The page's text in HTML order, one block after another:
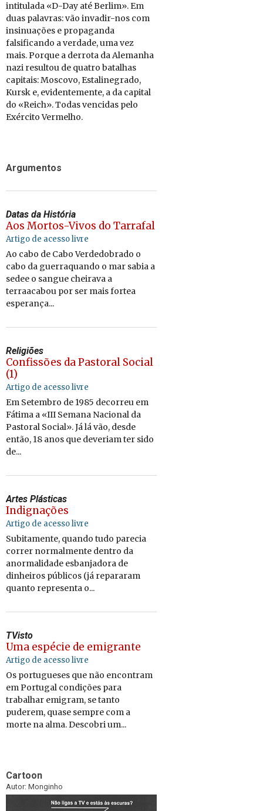
intitulada «D-Day até Berlim». Em
duas palavras: vão invadir-nos com
insinuações e propaganda
falsificando a verdade, uma vez
mais. Porque a derrota da Alemanha
nazi resultou de quatro batalhas
capitais: Moscovo, Estalinegrado,
Kursk e, evidentemente, a da capital
do «Reich». Todas vencidas pelo
Exército Vermelho.
Argumentos
Datas da História
Aos Mortos-Vivos do Tarrafal
Artigo de acesso livre
Ao cabo de Cabo Verdedobrado o
cabo da guerraquando o mar sabia a
sedee o sangue cheirava a
terraacabou por ser mais fortea
esperança...
Religiões
Confissões da Pastoral Social
(1)
Artigo de acesso livre
Em Setembro de 1985 decorreu em
Fátima a «III Semana Nacional da
Pastoral Social». Já lá vão, desde
então, 18 anos que deveriam ter sido
de...
Artes Plásticas
Indignações
Artigo de acesso livre
Subitamente, quando tudo parecia
correr normalmente dentro da
anormalidade esbanjadora de
dinheiros públicos (já repararam
quanto representa o...
TVisto
Uma espécie de emigrante
Artigo de acesso livre
Os portugueses que não encontram
em Portugal condições para
trabalhar emigram, se tanto
puderem, quase sempre com a
morte na alma. Descobri um...
Cartoon
Autor: Monginho